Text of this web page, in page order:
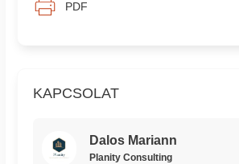
KAPCSOLAT
Dalos Mariann
Planity Consulting
PDF